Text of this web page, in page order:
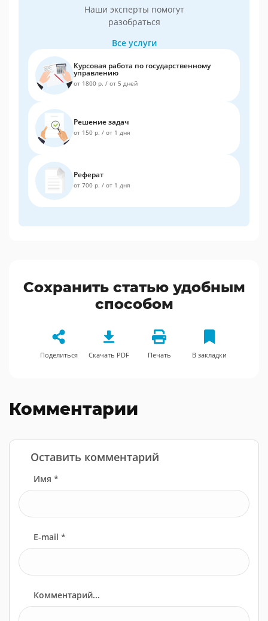
Наши эксперты помогут
разобраться
Все услуги
Курсовая работа по государственному
управлению
от 1800 р. / от 5 дней
Решение задач
от 150 р. / от 1 дня
Реферат
от 700 р. / от 1 дня
Сохранить статью удобным
способом
Поделиться Скачать PDF Печать В закладки
Комментарии
Оставить комментарий
Имя *
E-mail *
Комментарий...